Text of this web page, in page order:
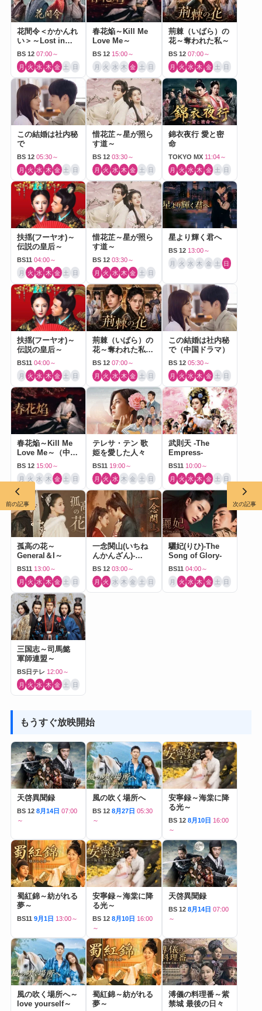
花間令＜かかんれ
い＞～Lost in
Love～
BS 12 07:00～
月 火 水 木 金 土 日
春花焔～Kill Me
Love Me～
BS 12 15:00～
月 火 水 木 金 土 日
荊棘（いばら）の
花～奪われた私～
BS 12 07:00～
月 火 水 木 金 土 日
この結婚は社内秘
で
BS 12 05:30～
月 火 水 木 金 土 日
惜花芷～星が照ら
す道～
BS 12 03:30～
月 火 水 木 金 土 日
錦衣夜行 愛と密
命
TOKYO MX 11:04～
月 火 水 木 金 土 日
扶揺(フーヤオ)～
伝説の皇后～
BS11 04:00～
月 火 水 木 金 土 日
惜花芷～星が照ら
す道～
BS 12 03:30～
月 火 水 木 金 土 日
星より輝く君へ
BS 12 13:00～
月 火 水 木 金 土 日
扶揺(フーヤオ)～
伝説の皇后～
BS11 04:00～
月 火 水 木 金 土 日
荊棘（いばら）の
花～奪われた私～
（中国ドラマ）
BS 12 07:00～
月 火 水 木 金 土 日
この結婚は社内秘
で（中国ドラマ）
BS 12 05:30～
月 火 水 木 金 土 日
春花焔～Kill Me
Love Me～（中国
ドラマ）
BS 12 15:00～
月 火 水 木 金 土 日
テレサ・テン 歌
姫を愛した人々
BS11 19:00～
月 火 水 木 金 土 日
武則天 -The
Empress-
BS11 10:00～
月 火 水 木 金 土 日
孤高の花～
General＆I～
BS11 13:00～
月 火 水 木 金 土 日
一念関山(いちね
んかんざん)-
Journey to Love-
BS 12 03:00～
月 火 水 木 金 土 日
驪妃(りひ)-The
Song of Glory-
BS11 04:00～
月 火 水 木 金 土 日
三国志～司馬懿
軍師連盟～
BS日テレ 12:00～
月 火 水 木 金 土 日
もうすぐ放映開始
天啓異聞録
BS 12 8月14日 07:00
～
風の吹く場所へ
BS 12 8月27日 05:30
～
安寧録～海棠に降
る光～
BS 12 8月10日 16:00
～
蜀紅錦～紡がれる
夢～
BS11 9月1日 13:00～
安寧録～海棠に降
る光～
BS 12 8月10日 16:00
～
天啓異聞録
BS 12 8月14日 07:00
～
風の吹く場所へ～
love yourself～
蜀紅錦～紡がれる
夢～
溥儀の料理番～紫
禁城 最後の日々
前の記事 次の記事